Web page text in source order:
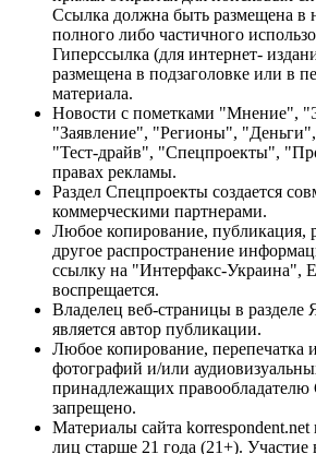
Ссылка должна быть размещена в
полного либо частичного
Гиперссылка (для интернет-
размещена в подзаголовке или в
материала.
Новости с пометками "Мнение",
"Заявление", "Регионы",
"Тест-драйв", "Спецпроекты",
правах рекламы.
Раздел Спецпроекты создается
коммерческими партнерами.
Любое копирование, публикация,
другое распространение
ссылку на "Интерфакс-Украина",
воспрещается.
Владелец веб-страницы в разделе
является автор публикации.
Любое копирование, перепечатка
фотографий и/или
принадлежащих правообладателю
запрещено.
Материалы сайта korrespondent.net
лиц старше 21 года (21+). Участие